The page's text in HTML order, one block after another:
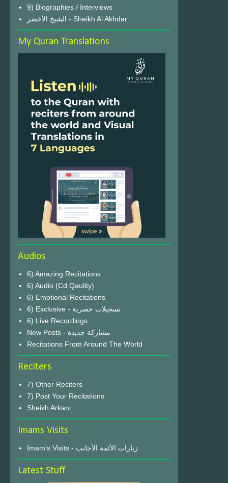
9) Biographies / Interviews
الشيخ الأخضر - Sheikh Al Akhdar
My Quran Translations
Audios
6) Amazing Recitations
6) Audio (Cd Qaulity)
6) Emotional Recitations
6) Exclusive - تسجيلات حصرية
6) Live Recordings
New Posts - مشاركة جديدة
Recitations From Around The World
Reciters
7) Other Reciters
7) Post Your Recitations
Sheikh Arkani
Imams Visits
Imam's Visits - زيارات الأئمة الأجانب
Latest Stuff